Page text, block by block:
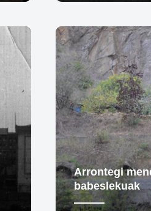
Arrontegi
babeslekuak